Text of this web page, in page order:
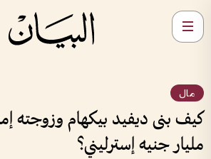
مال
كيف بنى ديفيد بيكهام وزوجته
مليار جنيه إسترليني؟